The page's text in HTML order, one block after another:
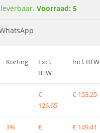
Voorraad: 5
Korting
Excl.
BTW
Incl. BTW
€
126,65
€ 153,25
3%
€
€ 149,41